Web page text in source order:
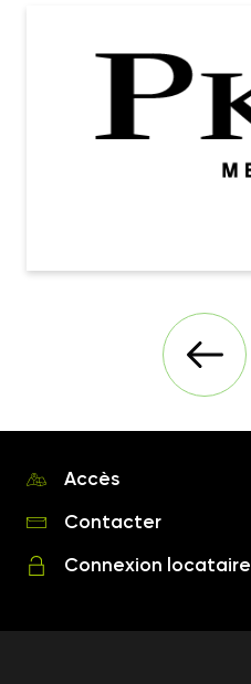
Accès
Contacter
Connexion locataire